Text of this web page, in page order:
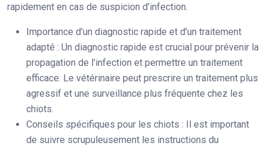
rapidement en cas de suspicion d’infection.
Importance d’un diagnostic rapide et d’un traitement
adapté : Un diagnostic rapide est crucial pour prévenir la
propagation de l’infection et permettre un traitement
efficace. Le vétérinaire peut prescrire un traitement plus
agressif et une surveillance plus fréquente chez les
chiots.
Conseils spécifiques pour les chiots : Il est important
de suivre scrupuleusement les instructions du